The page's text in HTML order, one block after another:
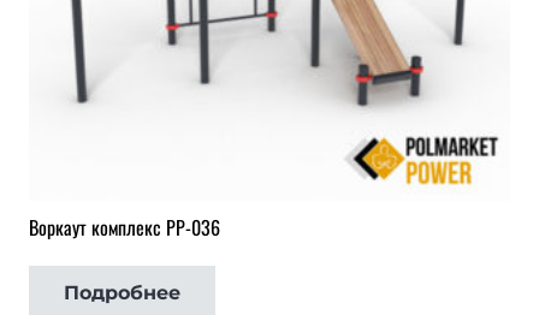
Воркаут комплекс РР-036
Подробнее